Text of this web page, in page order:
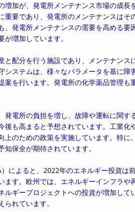
ゴ
リ
ー:
増加が、発電所メンテナンス市場の成
重要であり、発電所のメンテナンスは
、発電所メンテナンスの需要を高める
増加しています。
と配分を行う施設であり、メンテナン
システムは、様々なパラメータを基に
案を行います。発電所の化学薬品管理
発電所の負担を増し、故障や運転に関
後も高まると予想されています。工業
上のための政策を実施しています。特
保全が期待されています。
によると、2022年のエネルギー投資は
ます。欧州では、エネルギーインフラ
ルギープロジェクトへの投資が増加し
れています。